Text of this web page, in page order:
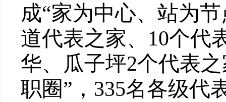
成“家为中心、站为
道代表之家、 10个代
华、瓜子坪2个代表
职圈” ， 335名各级代